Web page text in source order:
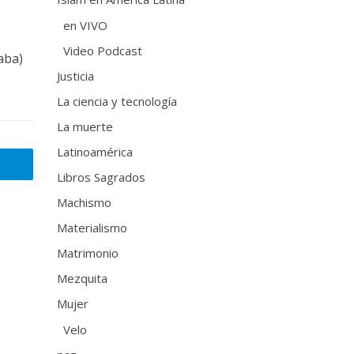
en VIVO
Video Podcast
Justicia
La ciencia y tecnología
La muerte
Latinoamérica
Libros Sagrados
Machismo
Materialismo
Matrimonio
Mezquita
Mujer
Velo